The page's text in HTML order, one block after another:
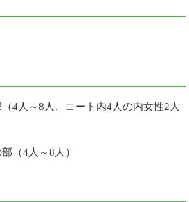
4人～8人、コート内4人の内女性2人
（4人～8人）